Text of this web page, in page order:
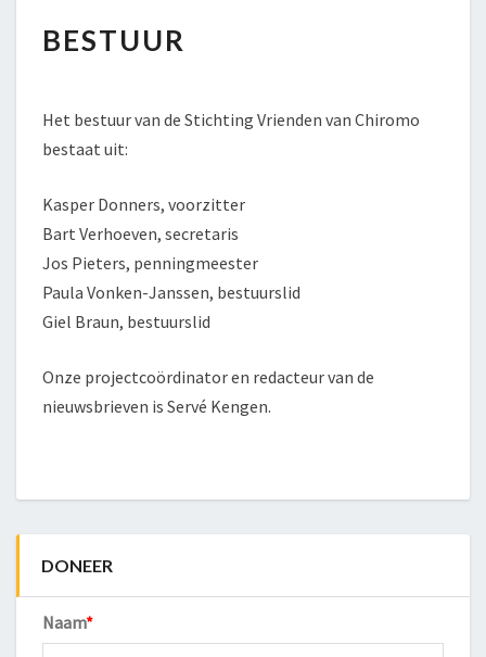
BESTUUR
Het bestuur van de Stichting Vrienden van Chiromo
bestaat uit:
Kasper Donners, voorzitter
Bart Verhoeven, secretaris
Jos Pieters, penningmeester
Paula Vonken-Janssen, bestuurslid
Giel Braun, bestuurslid
Onze projectcoördinator en redacteur van de
nieuwsbrieven is Servé Kengen.
DONEER
Naam*